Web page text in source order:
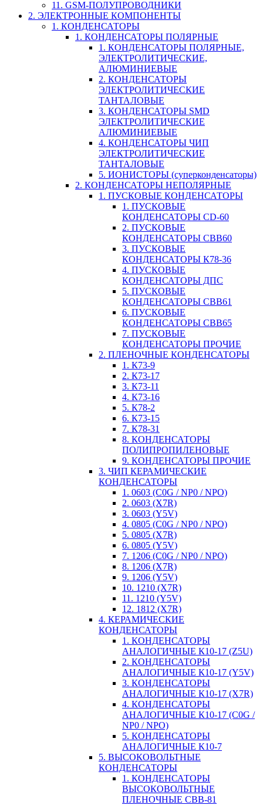
11. GSM-ПОЛУПРОВОДНИКИ
2. ЭЛЕКТРОННЫЕ КОМПОНЕНТЫ
1. КОНДЕНСАТОРЫ
1. КОНДЕНСАТОРЫ ПОЛЯРНЫЕ
1. КОНДЕНСАТОРЫ ПОЛЯРНЫЕ,
ЭЛЕКТРОЛИТИЧЕСКИЕ,
АЛЮМИНИЕВЫЕ
2. КОНДЕНСАТОРЫ
ЭЛЕКТРОЛИТИЧЕСКИЕ
ТАНТАЛОВЫЕ
3. КОНДЕНСАТОРЫ SMD
ЭЛЕКТРОЛИТИЧЕСКИЕ
АЛЮМИНИЕВЫЕ
4. КОНДЕНСАТОРЫ ЧИП
ЭЛЕКТРОЛИТИЧЕСКИЕ
ТАНТАЛОВЫЕ
5. ИОНИСТОРЫ (суперконденсаторы)
2. КОНДЕНСАТОРЫ НЕПОЛЯРНЫЕ
1. ПУСКОВЫЕ КОНДЕНСАТОРЫ
1. ПУСКОВЫЕ
КОНДЕНСАТОРЫ CD-60
2. ПУСКОВЫЕ
КОНДЕНСАТОРЫ CBB60
3. ПУСКОВЫЕ
КОНДЕНСАТОРЫ К78-36
4. ПУСКОВЫЕ
КОНДЕНСАТОРЫ ДПС
5. ПУСКОВЫЕ
КОНДЕНСАТОРЫ CBB61
6. ПУСКОВЫЕ
КОНДЕНСАТОРЫ CBB65
7. ПУСКОВЫЕ
КОНДЕНСАТОРЫ ПРОЧИЕ
2. ПЛЕНОЧНЫЕ КОНДЕНСАТОРЫ
1. К73-9
2. К73-17
3. К73-11
4. К73-16
5. К78-2
6. К73-15
7. К78-31
8. КОНДЕНСАТОРЫ
ПОЛИПРОПИЛЕНОВЫЕ
9. КОНДЕНСАТОРЫ ПРОЧИЕ
3. ЧИП КЕРАМИЧЕСКИЕ
КОНДЕНСАТОРЫ
1. 0603 (C0G / NP0 / NPO)
2. 0603 (X7R)
3. 0603 (Y5V)
4. 0805 (C0G / NP0 / NPO)
5. 0805 (X7R)
6. 0805 (Y5V)
7. 1206 (C0G / NP0 / NPO)
8. 1206 (X7R)
9. 1206 (Y5V)
10. 1210 (X7R)
11. 1210 (Y5V)
12. 1812 (X7R)
4. КЕРАМИЧЕСКИЕ
КОНДЕНСАТОРЫ
1. КОНДЕНСАТОРЫ
АНАЛОГИЧНЫЕ К10-17 (Z5U)
2. КОНДЕНСАТОРЫ
АНАЛОГИЧНЫЕ К10-17 (Y5V)
3. КОНДЕНСАТОРЫ
АНАЛОГИЧНЫЕ К10-17 (X7R)
4. КОНДЕНСАТОРЫ
АНАЛОГИЧНЫЕ К10-17 (C0G /
NP0 / NPO)
5. КОНДЕНСАТОРЫ
АНАЛОГИЧНЫЕ К10-7
5. ВЫСОКОВОЛЬТНЫЕ
КОНДЕНСАТОРЫ
1. КОНДЕНСАТОРЫ
ВЫСОКОВОЛЬТНЫЕ
ПЛЕНОЧНЫЕ CBB-81